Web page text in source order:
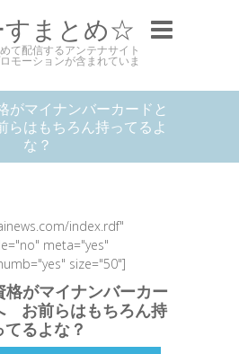
まとめ☆
て配信するアンテナサイト
モーションが含まれていま
がマイナンバーカードと
はもちろん持ってるよ
な？
index.rdf"
meta="yes"
size="50"]
がマイナンバーカー
お前らはもちろん持
てるよな？